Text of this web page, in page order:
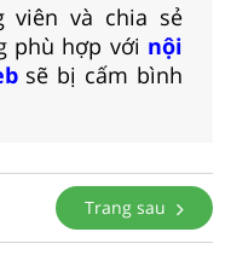
viên và chia sẻ
phù hợp với nội
sẽ bị cấm bình
Trang sau